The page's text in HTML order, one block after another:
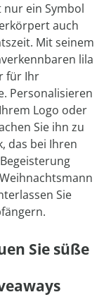
ein Symbol
auch
Mit seinem
lila
für Ihr
Personalisieren
Logo oder
Sie ihn zu
das bei Ihren
Sie
Sie süße